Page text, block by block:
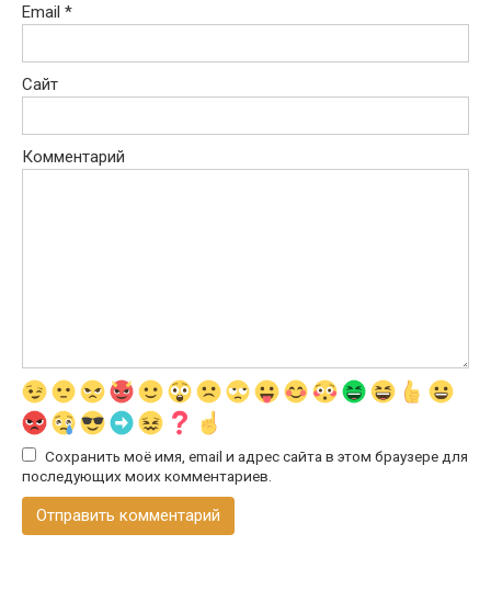
Email *
Сайт
Комментарий
Сохранить моё имя, email и адрес сайта в этом браузере для
последующих моих комментариев.